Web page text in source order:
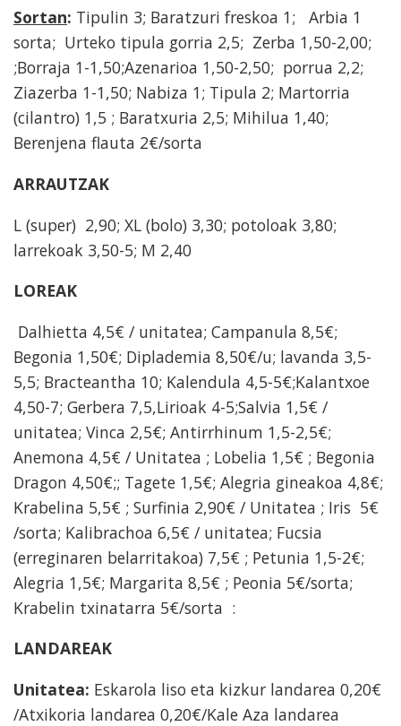
Sortan: Tipulin 3; Baratzuri freskoa 1; Arbia 1
sorta; Urteko tipula gorria 2,5; Zerba 1,50-2,00;
;Borraja 1-1,50;Azenarioa 1,50-2,50; porrua 2,2;
Ziazerba 1-1,50; Nabiza 1; Tipula 2; Martorria
(cilantro) 1,5 ; Baratxuria 2,5; Mihilua 1,40;
Berenjena flauta 2€/sorta
ARRAUTZAK
L (super) 2,90; XL (bolo) 3,30; potoloak 3,80;
larrekoak 3,50-5; M 2,40
LOREAK
Dalhietta 4,5€ / unitatea; Campanula 8,5€;
Begonia 1,50€; Diplademia 8,50€/u; lavanda 3,5-
5,5; Bracteantha 10; Kalendula 4,5-5€;Kalantxoe
4,50-7; Gerbera 7,5,Lirioak 4-5;Salvia 1,5€ /
unitatea; Vinca 2,5€; Antirrhinum 1,5-2,5€;
Anemona 4,5€ / Unitatea ; Lobelia 1,5€ ; Begonia
Dragon 4,50€;; Tagete 1,5€; Alegria gineakoa 4,8€;
Krabelina 5,5€ ; Surfinia 2,90€ / Unitatea ; Iris 5€
/sorta; Kalibrachoa 6,5€ / unitatea; Fucsia
(erreginaren belarritakoa) 7,5€ ; Petunia 1,5-2€;
Alegria 1,5€; Margarita 8,5€ ; Peonia 5€/sorta;
Krabelin txinatarra 5€/sorta :
LANDAREAK
Unitatea: Eskarola liso eta kizkur landarea 0,20€
/Atxikoria landarea 0,20€/Kale Aza landarea